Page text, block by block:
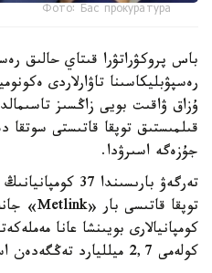
Фото: Бас прокуратура
باس پروكۋراتۋرا قىتاي حالىق
رەسپۋبليكاسىنا تاۋارلاردى
ۇزاق ۋاقىت بويى زاڭسىز
قىلمىستىق توپقا قاتىستى
جۇزەگە اسىرۋدا.
تەرگەۋ
كومپانيالارى بويىنشا عانا
كولەمى 2,7 ميلليارد تەڭگەدەن اسقانى انىقتالدى.